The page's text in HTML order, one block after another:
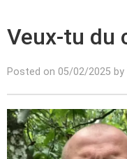
Veux-tu du
Posted on 05/02/2025 by